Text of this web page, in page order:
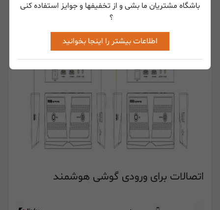
باشگاه مشتریان ما بشی و از تخفیفها و جوایز استفاده کنی
؟
اطلاعات بیشتر را اینجا بخوانید
اتصالات برای ورودی HDMI
اتصالات برای ورودی گوشی هوشمند